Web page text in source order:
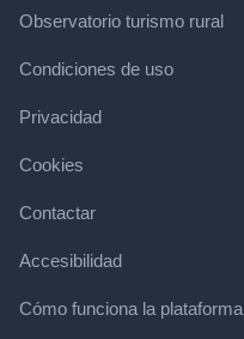
Observatorio turismo rural
Condiciones de uso
Privacidad
Cookies
Contactar
Accesibilidad
Cómo funciona la plataforma